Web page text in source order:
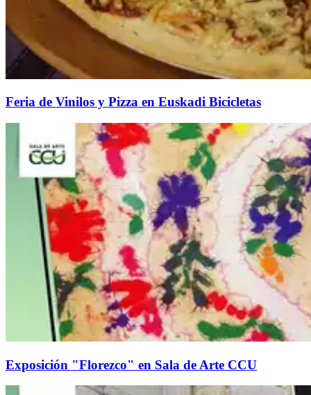
Feria de Vinilos y Pizza en Euskadi Bicicletas
Exposición "Florezco" en Sala de Arte CCU